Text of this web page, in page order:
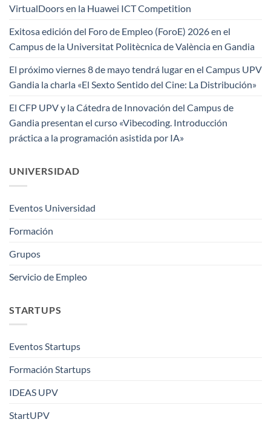
VirtualDoors en la Huawei ICT Competition
Exitosa edición del Foro de Empleo (ForoE) 2026 en el
Campus de la Universitat Politècnica de València en Gandia
El próximo viernes 8 de mayo tendrá lugar en el Campus UPV
Gandia la charla «El Sexto Sentido del Cine: La Distribución»
El CFP UPV y la Cátedra de Innovación del Campus de
Gandia presentan el curso «Vibecoding. Introducción
práctica a la programación asistida por IA»
UNIVERSIDAD
Eventos Universidad
Formación
Grupos
Servicio de Empleo
STARTUPS
Eventos Startups
Formación Startups
IDEAS UPV
StartUPV